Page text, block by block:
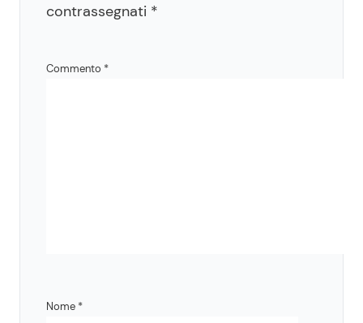
contrassegnati *
Commento *
Nome *